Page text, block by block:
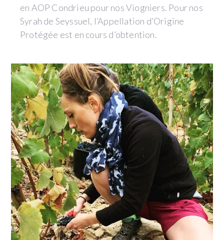
en AOP Condrieu pour nos Viogniers. Pour nos
Syrah de Seyssuel, l’Appellation d’Origine
Protégée est en cours d’obtention.